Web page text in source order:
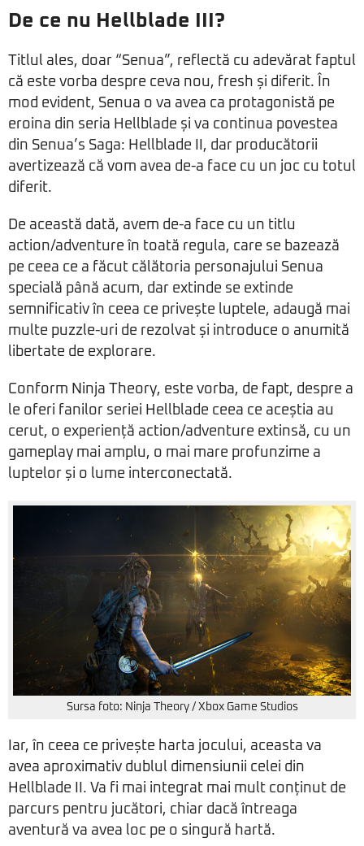
De ce nu Hellblade III?
Titlul ales, doar “Senua”, reflectă cu adevărat faptul
că este vorba despre ceva nou, fresh și diferit. În
mod evident, Senua o va avea ca protagonistă pe
eroina din seria Hellblade și va continua povestea
din Senua’s Saga: Hellblade II, dar producătorii
avertizează că vom avea de-a face cu un joc cu totul
diferit.
De această dată, avem de-a face cu un titlu
action/adventure în toată regula, care se bazează
pe ceea ce a făcut călătoria personajului Senua
specială până acum, dar extinde se extinde
semnificativ în ceea ce privește luptele, adaugă mai
multe puzzle-uri de rezolvat și introduce o anumită
libertate de explorare.
Conform Ninja Theory, este vorba, de fapt, despre a
le oferi fanilor seriei Hellblade ceea ce aceștia au
cerut, o experiență action/adventure extinsă, cu un
gameplay mai amplu, o mai mare profunzime a
luptelor și o lume interconectată.
Sursa foto: Ninja Theory / Xbox Game Studios
Iar, în ceea ce privește harta jocului, aceasta va
avea aproximativ dublul dimensiunii celei din
Hellblade II. Va fi mai integrat mai mult conținut de
parcurs pentru jucători, chiar dacă întreaga
aventură va avea loc pe o singură hartă.